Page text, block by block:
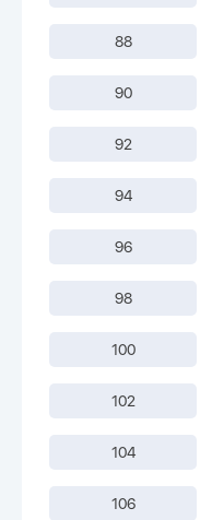
88
90
92
94
96
98
100
102
104
106